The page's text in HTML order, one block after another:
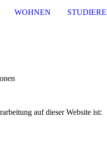
WOHNEN
auf dieser Website ist: